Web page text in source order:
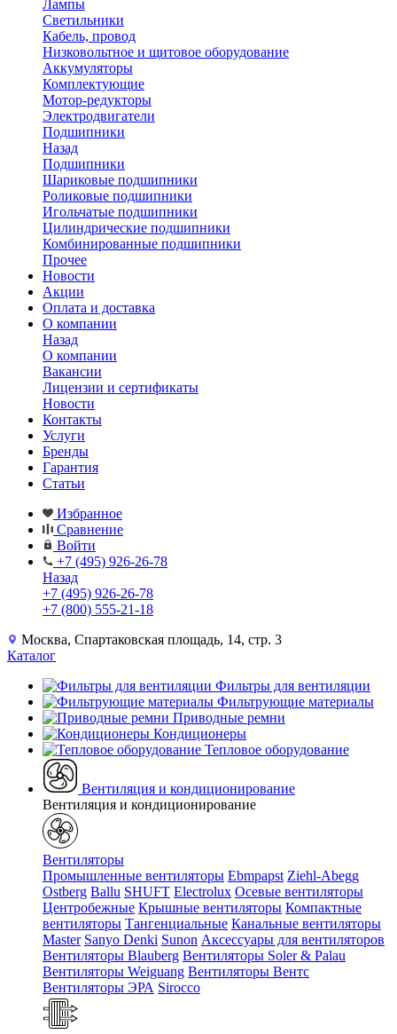
Лампы
Светильники
Кабель, провод
Низковольтное и щитовое оборудование
Аккумуляторы
Комплектующие
Мотор-редукторы
Электродвигатели
Подшипники
Назад
Подшипники
Шариковые подшипники
Роликовые подшипники
Игольчатые подшипники
Цилиндрические подшипники
Комбинированные подшипники
Прочее
Новости
Акции
Оплата и доставка
О компании
Назад
О компании
Вакансии
Лицензии и сертификаты
Новости
Контакты
Услуги
Бренды
Гарантия
Статьи
Избранное
Сравнение
Войти
+7 (495) 926-26-78
Назад
+7 (495) 926-26-78
+7 (800) 555-21-18
Москва, Спартаковская площадь, 14, стр. 3
Каталог
Фильтры для вентиляции
Фильтрующие материалы
Приводные ремни
Кондиционеры
Тепловое оборудование
Вентиляция и кондиционирование
Вентиляция и кондиционирование
Вентиляторы
Промышленные вентиляторы Ebmpapst Ziehl-Abegg
Ostberg Ballu SHUFT Electrolux Осевые вентиляторы
Центробежные Крышные вентиляторы Компактные
вентиляторы Тангенциальные Канальные вентиляторы
Master Sanyo Denki Sunon Аксессуары для вентиляторов
Вентиляторы Blauberg Вентиляторы Soler & Palau
Вентиляторы Weiguang Вентиляторы Вентс
Вентиляторы ЭРА Sirocco